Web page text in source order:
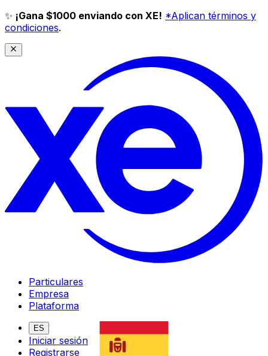
✨ ¡Gana $1000 enviando con XE! *Aplican términos y
condiciones.
Particulares
Empresa
Plataforma
ES
Iniciar sesión
Registrarse